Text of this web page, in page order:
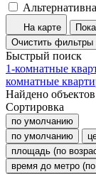
На карте
Очистить фильтры
Быстрый поиск
1-комнатные
комнатные
Найдено
Сортировка
по умолчанию
по умолчанию
площадь (по
время до метро